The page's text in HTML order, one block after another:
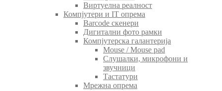
Виртуелна реалност
Компјутери и IT опрема
Barcode скенери
Дигитални фото рамки
Компјутерска галантерија
Mouse / Mouse pad
Слушалки, микрофони и
звучници
Тастатури
Мрежна опрема